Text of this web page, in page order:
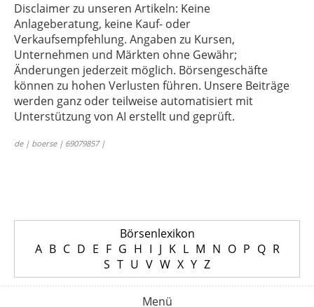
Disclaimer zu unseren Artikeln: Keine
Anlageberatung, keine Kauf- oder
Verkaufsempfehlung. Angaben zu Kursen,
Unternehmen und Märkten ohne Gewähr;
Änderungen jederzeit möglich. Börsengeschäfte
können zu hohen Verlusten führen. Unsere Beiträge
werden ganz oder teilweise automatisiert mit
Unterstützung von AI erstellt und geprüft.
de | boerse | 69079857 |
Börsenlexikon
A B C D E F G H I J K L M N O P Q R
S T U V W X Y Z
Menü